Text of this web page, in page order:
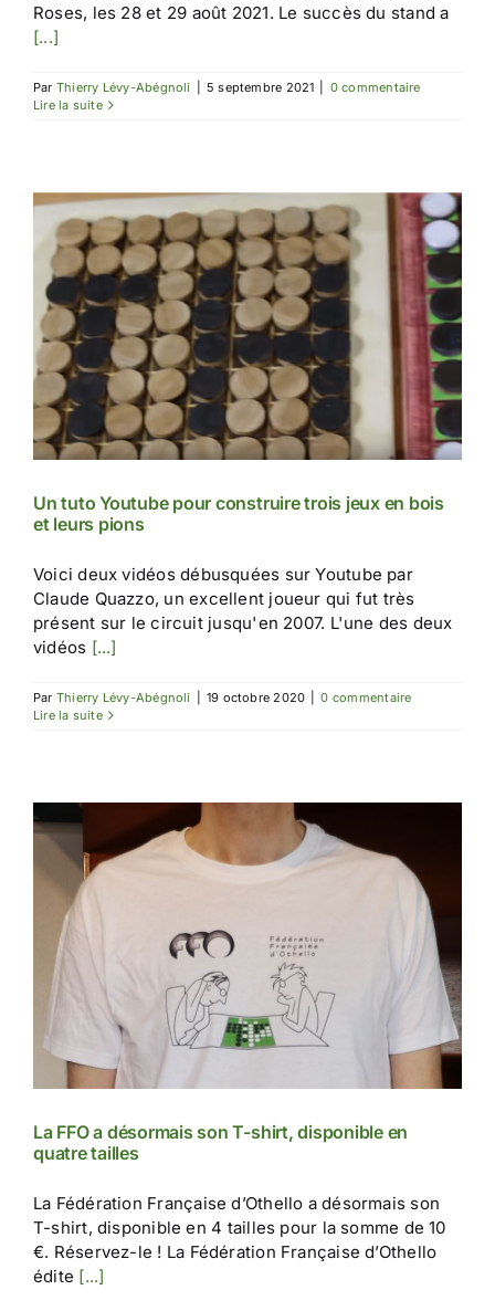
Roses, les 28 et 29 août 2021. Le succès du stand a
[...]
Par Thierry Lévy-Abégnoli 5 septembre 2021
0 commentaire
Lire la suite
Un tuto Youtube pour construire trois jeux en bois
et leurs pions
Voici deux vidéos débusquées sur Youtube par
Claude Quazzo, un excellent joueur qui fut très
présent sur le circuit jusqu'en 2007. L'une des deux
vidéos [...]
Par Thierry Lévy-Abégnoli 19 octobre 2020
0 commentaire
Lire la suite
La FFO a désormais son T-shirt, disponible en
quatre tailles
La Fédération Française d’Othello a désormais son
T-shirt, disponible en 4 tailles pour la somme de 10
€. Réservez-le ! La Fédération Française d’Othello
édite [...]